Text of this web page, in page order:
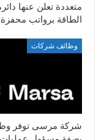
متعددة تعلن عنها
الطاقة برواتب محفزة
وظائف شركات
شركة مرسى توفر